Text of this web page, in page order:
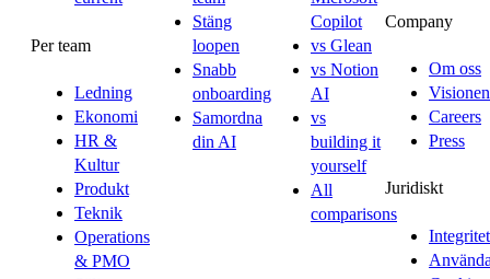
Per team
Ledning
Ekonomi
HR &
Kultur
Produkt
Teknik
Operations
& PMO
Stäng
loopen
Snabb
onboarding
Samordna
din AI
Copilot
vs Glean
vs Notion
AI
vs
building it
yourself
All
comparisons
Company
Om oss
Visionen
Careers
Press
Juridiskt
Integritet